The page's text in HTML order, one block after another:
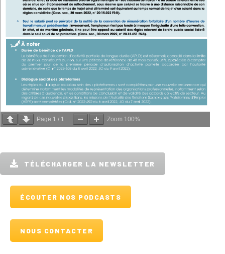
Page 1 / 1 Zoom 100%
TÉLÉCHARGER LA NEWSLETTER
ÉCOUTER NOS PODCASTS
NOUS CONTACTER